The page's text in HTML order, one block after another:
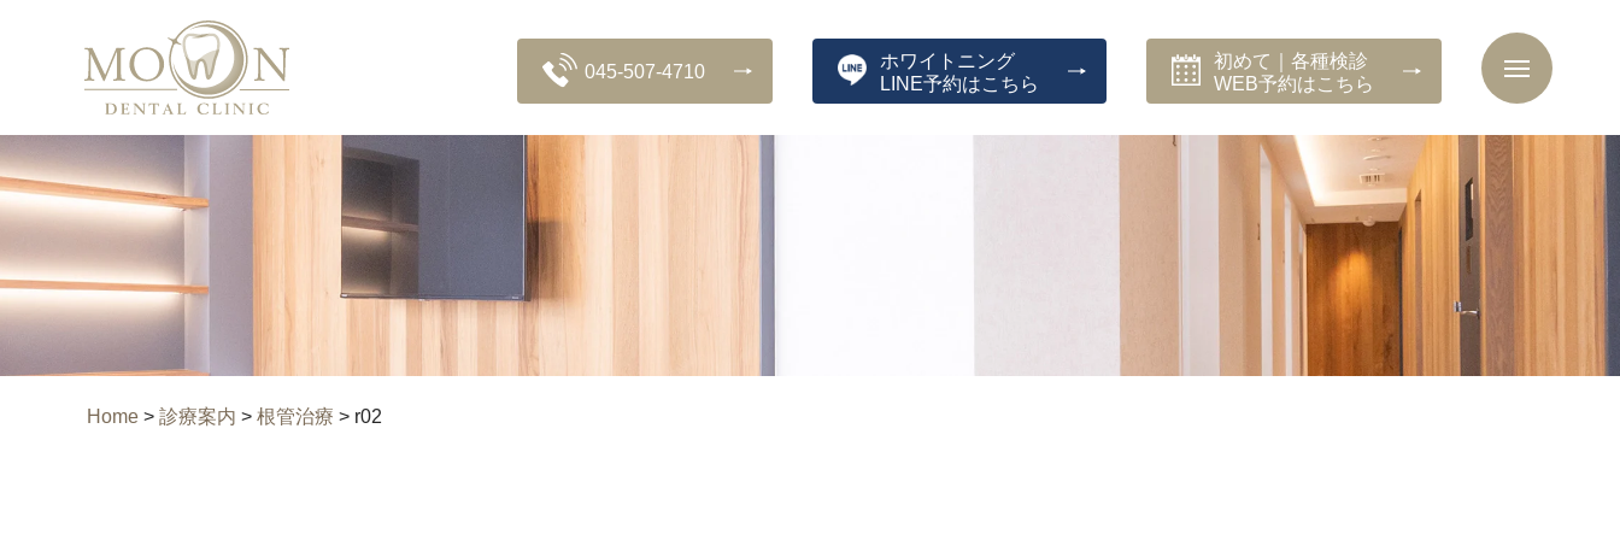
045-507-4710
ホワイトニング
LINE予約はこちら
初めて｜各種検診
WEB予約はこちら
Home > 診療案内 > 根管治療 > r02